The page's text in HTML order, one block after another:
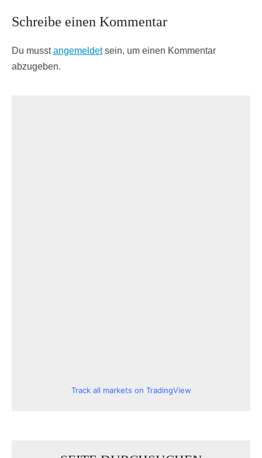
Schreibe einen Kommentar
Du musstangemeldetsein, um einen Kommentar
abzugeben.
Track all markets on TradingView